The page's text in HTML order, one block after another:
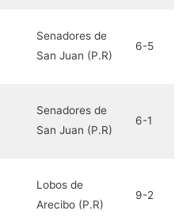
Senadores de
San Juan (P.R)
6-5
Senadores de
San Juan (P.R)
6-1
Lobos de
Arecibo (P.R)
9-2